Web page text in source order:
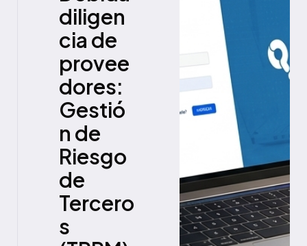
diligen
cia de
provee
dores:
Gestió
n de
Riesgo
de
Tercero
s